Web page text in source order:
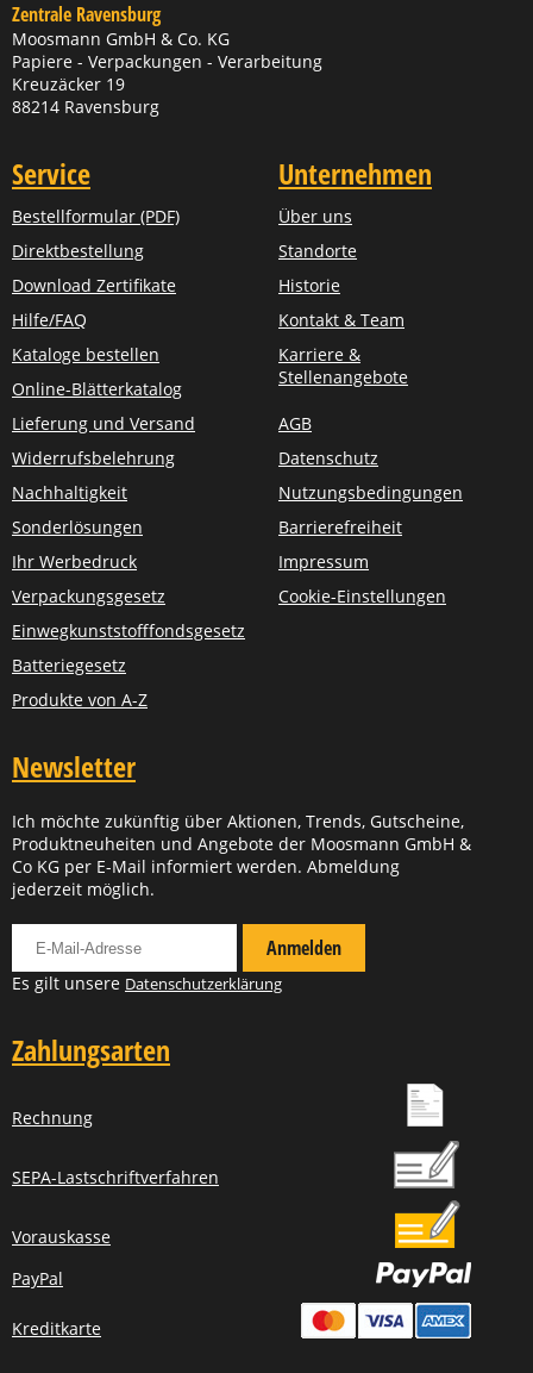
Zentrale Ravensburg
Moosmann GmbH & Co. KG
Papiere - Verpackungen - Verarbeitung
Kreuzäcker 19
88214 Ravensburg
Service
Bestellformular (PDF)
Direktbestellung
Download Zertifikate
Hilfe/FAQ
Kataloge bestellen
Online-Blätterkatalog
Lieferung und Versand
Widerrufsbelehrung
Nachhaltigkeit
Sonderlösungen
Ihr Werbedruck
Verpackungsgesetz
Einwegkunststofffondsgesetz
Batteriegesetz
Produkte von A-Z
Unternehmen
Über uns
Standorte
Historie
Kontakt & Team
Karriere &
Stellenangebote
AGB
Datenschutz
Nutzungsbedingungen
Barrierefreiheit
Impressum
Cookie-Einstellungen
Newsletter
Ich möchte zukünftig über Aktionen, Trends, Gutscheine,
Produktneuheiten und Angebote der Moosmann GmbH &
Co KG per E-Mail informiert werden. Abmeldung
jederzeit möglich.
Anmelden
Es gilt unsere Datenschutzerklärung
Zahlungsarten
Rechnung
SEPA-Lastschriftverfahren
Vorauskasse
PayPal
Kreditkarte